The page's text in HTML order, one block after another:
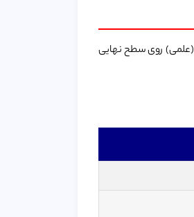
(علمی) روی سطح نهایی